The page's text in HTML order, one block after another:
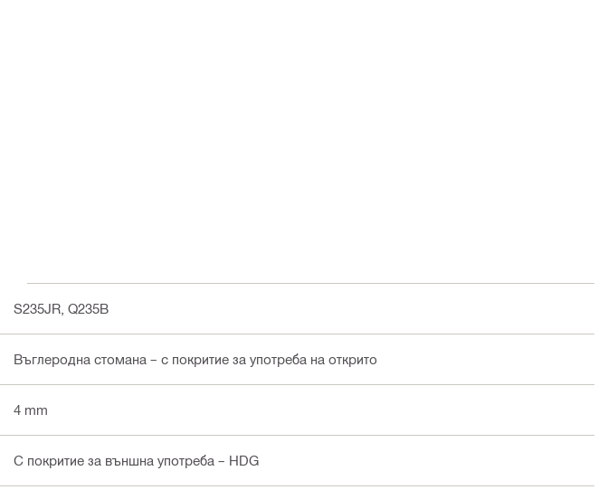
S235JR, Q235B
Въглеродна стомана – с покритие за употреба на открито
4 mm
С покритие за външна употреба – HDG